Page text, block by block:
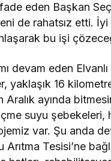
eden Başkan
de rahatsız etti.
bu işi
devam eden
yaklaşık 16
Aralık ayında
suyu şebekeleri,
var. Şu anda
Arıtma Tesisi’ne